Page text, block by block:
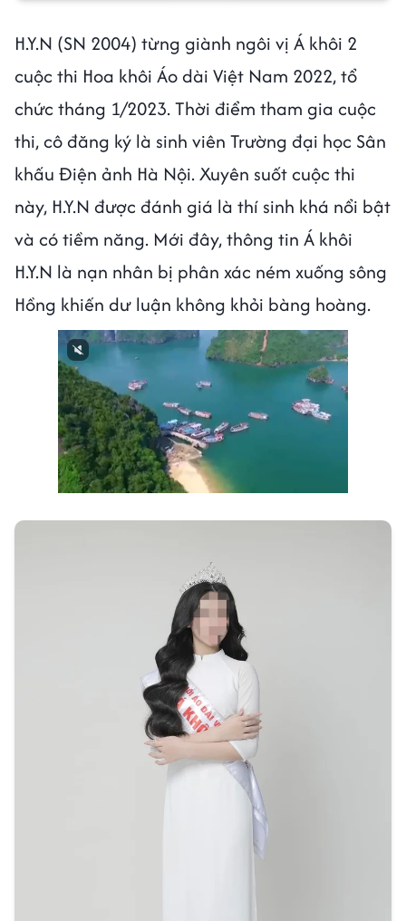
H.Y.N (SN 2004) từng giành ngôi vị Á khôi 2
cuộc thi Hoa khôi Áo dài Việt Nam 2022, tổ
chức tháng 1/2023. Thời điểm tham gia cuộc
thi, cô đăng ký là sinh viên Trường đại học Sân
khấu Điện ảnh Hà Nội. Xuyên suốt cuộc thi
này, H.Y.N được đánh giá là thí sinh khá nổi bật
và có tiềm năng. Mới đây, thông tin Á khôi
H.Y.N là nạn nhân bị phân xác ném xuống sông
Hồng khiến dư luận không khỏi bàng hoàng.